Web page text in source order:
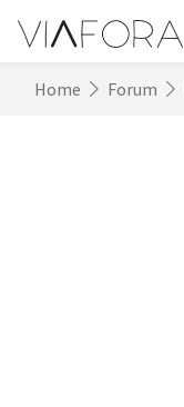
Home Forum